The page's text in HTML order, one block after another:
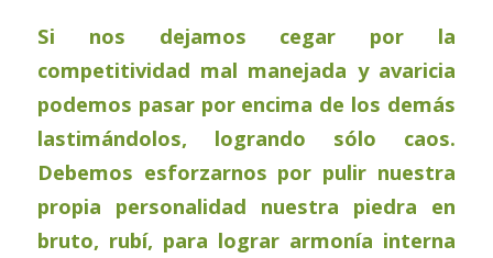
Si nos dejamos cegar por la
competitividad mal manejada y avaricia
podemos pasar por encima de los demás
lastimándolos, logrando sólo caos.
Debemos esforzarnos por pulir nuestra
propia personalidad nuestra piedra en
bruto, rubí, para lograr armonía interna